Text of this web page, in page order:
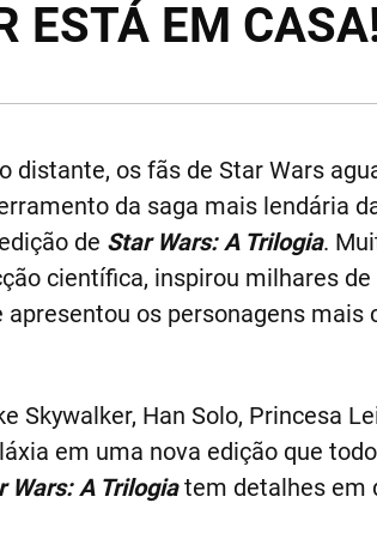
ESTÁ EM
distante, os fãs de Star Wars
da saga mais lendária
de Star Wars: A Trilogia.
científica, inspirou milhares
os personagens
Skywalker, Han Solo, Princesa
em uma nova edição que
Wars: A Trilogiatem detalhes em